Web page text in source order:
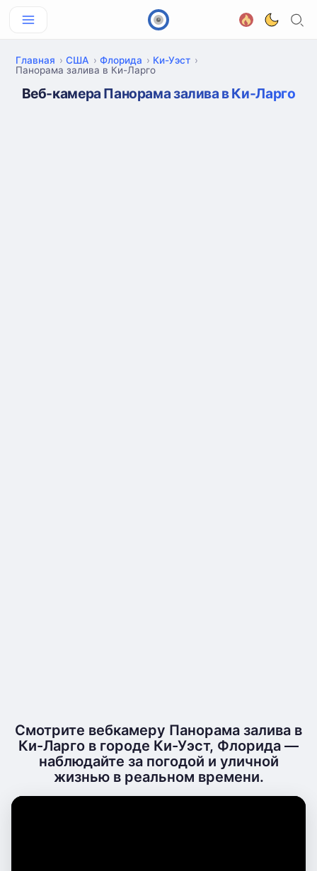
Главная США Флорида
Ки-Уэст
Панорама залива в Ки-Ларго
Веб-камера Панорама залива в Ки-Ларго
Смотрите вебкамеру Панорама залива в
Ки-Ларго в городе Ки-Уэст, Флорида —
наблюдайте за погодой и уличной
жизнью в реальном времени.